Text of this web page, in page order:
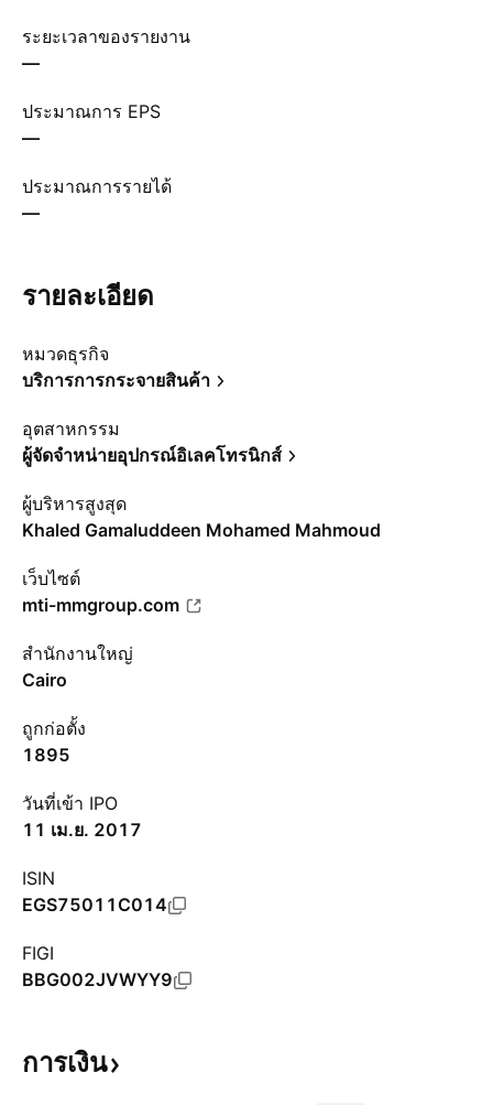
ระยะเวลาของรายงาน
—
ประมาณการ EPS
—
ประมาณการรายได้
—
รายละเอียด
หมวดธุรกิจ
บริการการกระจายสินค้า
อุตสาหกรรม
ผู้จัดจำหน่ายอุปกรณ์อิเลคโทรนิกส์
ผู้บริหารสูงสุด
Khaled Gamaluddeen Mohamed Mahmoud
เว็บไซต์
mti-mmgroup.com
สำนักงานใหญ่
Cairo
ถูกก่อตั้ง
1895
วันที่เข้า IPO
11 เม.ย. 2017
ISIN
EGS75011C014
FIGI
BBG002JVWYY9
การเงิน